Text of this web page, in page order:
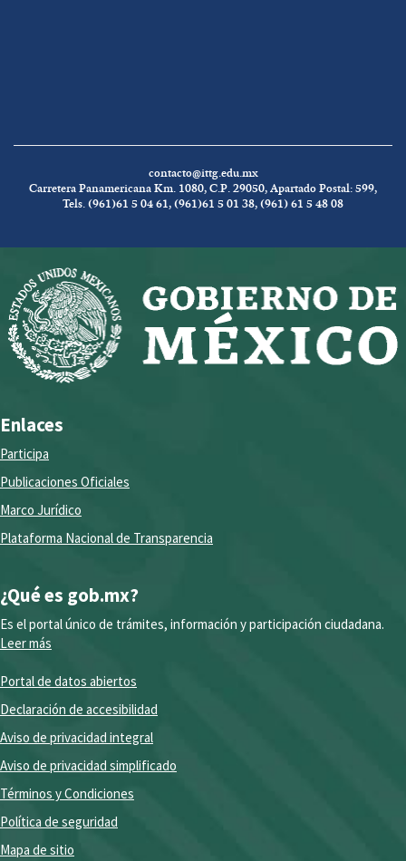
contacto@ittg.edu.mx
Carretera Panamericana Km. 1080, C.P. 29050, Apartado Postal: 599,
Tels. (961)61 5 04 61, (961)61 5 01 38, (961) 61 5 48 08
Enlaces
Participa
Publicaciones Oficiales
Marco Jurídico
Plataforma Nacional de Transparencia
¿Qué es gob.mx?
Es el portal único de trámites, información y participación ciudadana.
Leer más
Portal de datos abiertos
Declaración de accesibilidad
Aviso de privacidad integral
Aviso de privacidad simplificado
Términos y Condiciones
Política de seguridad
Mapa de sitio